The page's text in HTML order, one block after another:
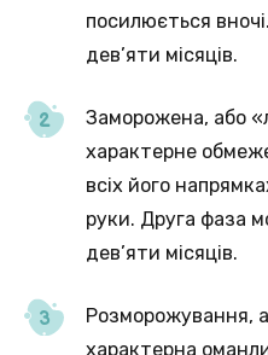
посилюється
дев’яти місяців.
Заморожена, або
характерне
всіх його
руки. Друга фаза
дев’яти місяців.
Розморожування,
характерна